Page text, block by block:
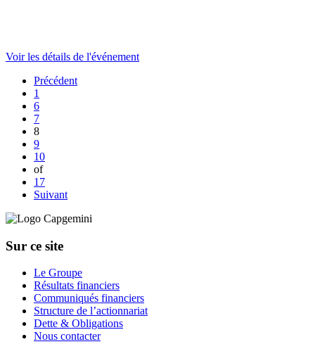
Voir les détails de l'événement
Précédent
Page
1
Page
6
Page
7
Page
8
Page
9
Page
10
of
Page
17
Suivant
Sur ce site
Le Groupe
Résultats financiers
Communiqués financiers
Structure de l’actionnariat
Dette & Obligations
Nous contacter